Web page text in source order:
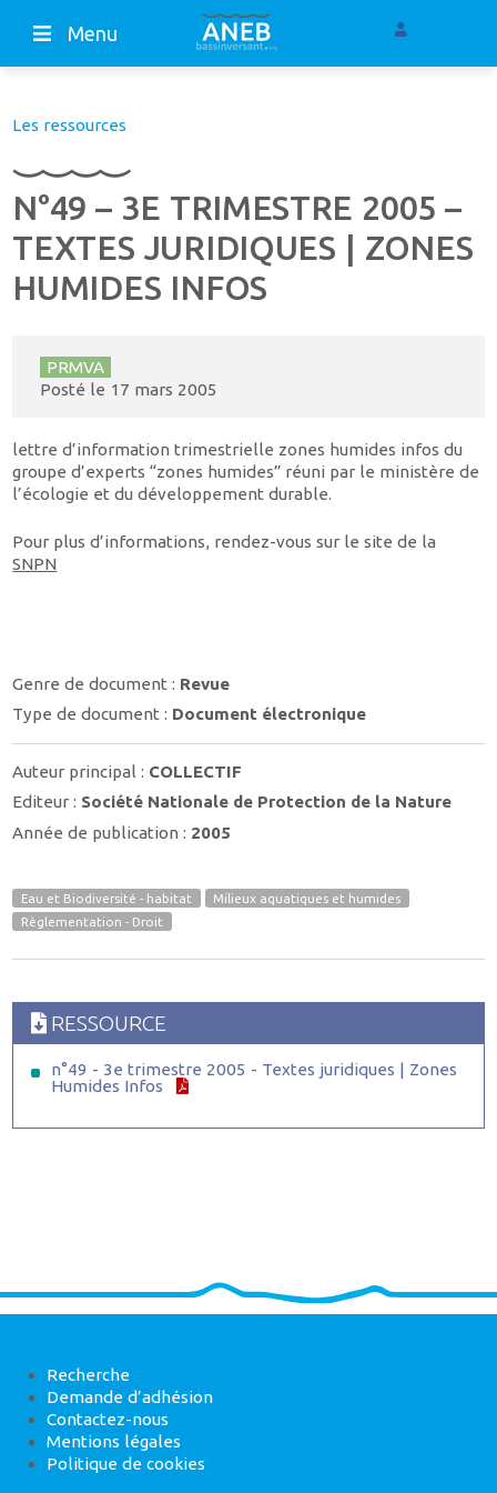
Menu
Les ressources
N°49 – 3E TRIMESTRE 2005 –
TEXTES JURIDIQUES | ZONES
HUMIDES INFOS
PRMVA
Posté le 17 mars 2005
lettre d’information trimestrielle zones humides infos du
groupe d’experts “zones humides” réuni par le ministère de
l’écologie et du développement durable.
Pour plus d’informations, rendez-vous sur le site de la
SNPN
Genre de document : Revue
Type de document : Document électronique
Auteur principal : COLLECTIF
Editeur : Société Nationale de Protection de la Nature
Année de publication : 2005
Eau et Biodiversité - habitat
Milieux aquatiques et humides
Règlementation - Droit
RESSOURCE
n°49 - 3e trimestre 2005 - Textes juridiques | Zones
Humides Infos
Recherche
Demande d’adhésion
Contactez-nous
Mentions légales
Politique de cookies